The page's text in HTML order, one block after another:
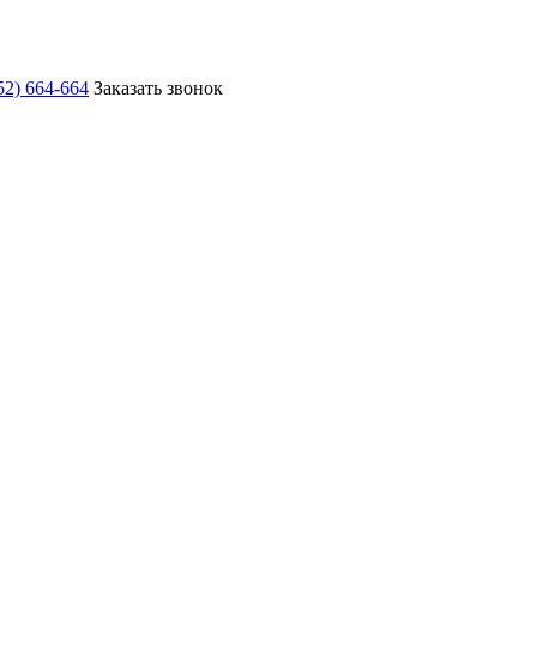
664-664 Заказать звонок